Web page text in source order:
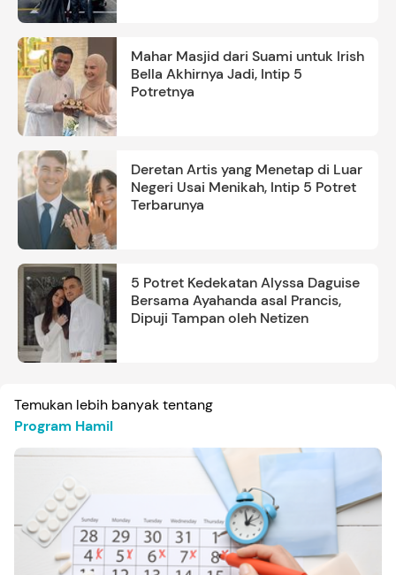
Mahar Masjid dari Suami untuk Irish
Bella Akhirnya Jadi, Intip 5
Potretnya
Deretan Artis yang Menetap di Luar
Negeri Usai Menikah, Intip 5 Potret
Terbarunya
5 Potret Kedekatan Alyssa Daguise
Bersama Ayahanda asal Prancis,
Dipuji Tampan oleh Netizen
Temukan lebih banyak tentang
Program Hamil